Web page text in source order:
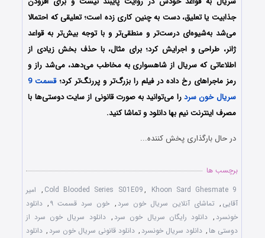
جذابیت یا تعلیق، دست به چنین کاری زده است؛ تعلیقی که احتمالا
می‌شد به‌شیوه‌ای درست‌تر و منطقی‌تر و با توجه بیش‌تر به قواعد
ژانر، طراحی و اجرایش کرد؛ برای مثال، با حذف بخش زیادی از
اطلاعاتی که سریال از شاهسواری به مخاطب می‌دهد، می‌شد راز و
رمز ماجراهای رخ‌ داده در فیلم را بزرگ‌تر و پررنگ‌تر کرد؛
قسمت 9
سریال خون سردرا می‌توانید به صورت قانونی از سایت دوستی‌ها با
مصرف اینترنت نیم بها دانلود و تماشا کنید.
در حال بارگذاری پخش کننده...
برچسب ها
Cold Blooded Series S01E09, Khoon Sard Ghesmate 9
, امیر
آقایی , تماشای آنلاین سریال خون سرد , خون سرد قسمت ۹ , دانلود
خونسرد , دانلود رایگان سریال خون سرد , دانلود سریال خون سرد از
دوستی ها , دانلود سریال خونسرد , دانلود قانونی سریال خون سرد , دانلود